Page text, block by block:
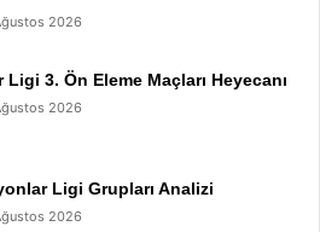
2026
3. Ön Eleme Maçları Heyecanı
2026
Ligi Grupları Analizi
2026